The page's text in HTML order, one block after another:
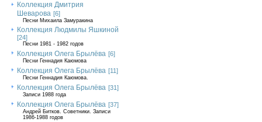
Коллекция Дмитрия
Шеварова [6]
Песни Михаила Замуракина
Коллекция Людмилы Яшкиной
[24]
Песни 1981 - 1982 годов
Коллекция Олега Брылёва [6]
Песни Геннадия Каюмова
Коллекция Олега Брылёва [11]
Песни Геннадия Каюмова.
Коллекция Олега Брылёва [31]
Записи 1988 года
Коллекция Олега Брылёва [37]
Андрей Битков. Советники. Записи
1986-1988 годов